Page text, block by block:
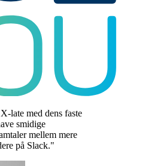
late med dens faste
smidige
mellem mere
på Slack."